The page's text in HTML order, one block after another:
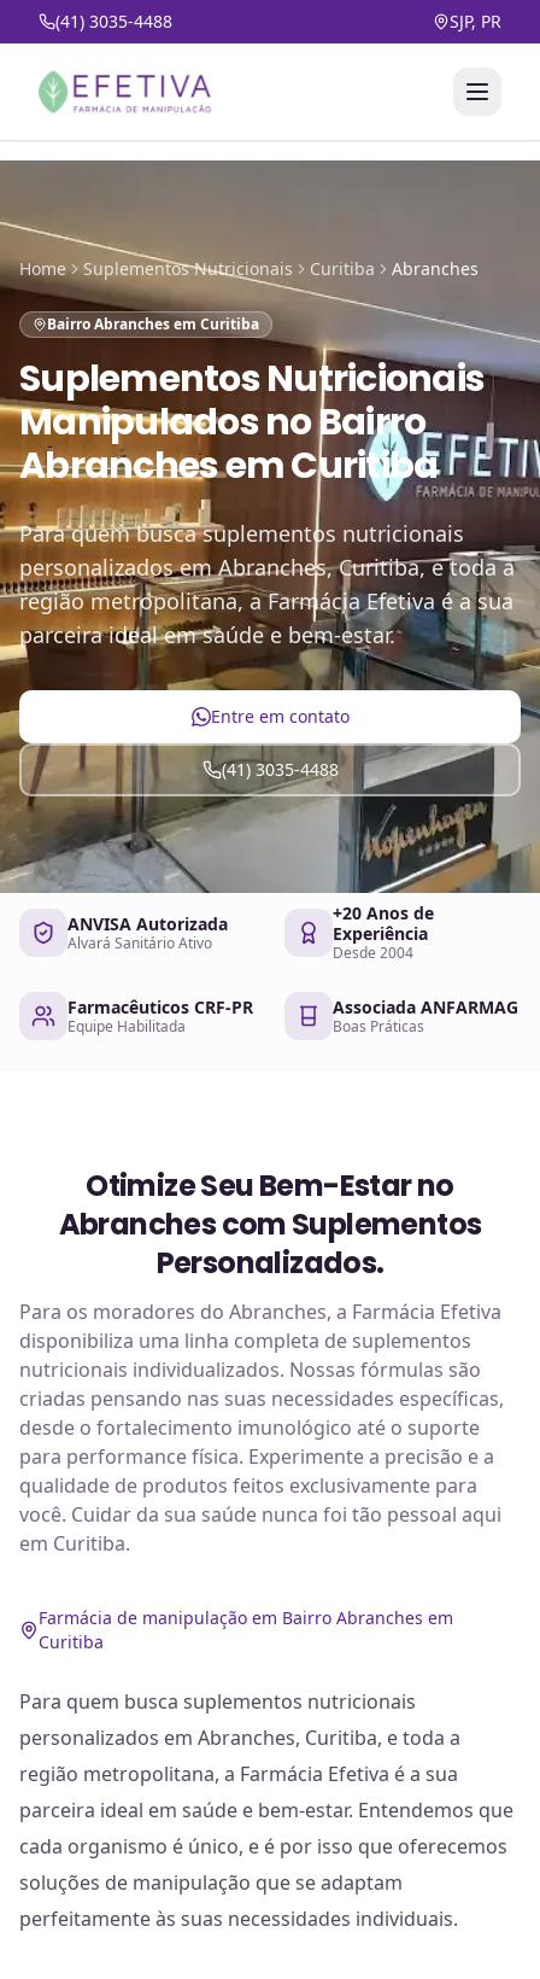
(41) 3035-4488 SJP, PR
Home Suplementos Nutricionais Curitiba Abranches
Bairro Abranches em Curitiba
Suplementos Nutricionais
ManipuladosnoBairro
Abranches em Curitiba
Para quem busca suplementos nutricionais
personalizados em Abranches, Curitiba, e toda a
região metropolitana, a Farmácia Efetiva é a sua
parceira ideal em saúde e bem-estar.
Entre em contato
(41) 3035-4488
ANVISA Autorizada
Alvará Sanitário Ativo
+20 Anos de
Experiência
Desde 2004
Farmacêuticos CRF-PR
Equipe Habilitada
Associada ANFARMAG
Boas Práticas
Otimize Seu Bem-Estar no
Abranches com Suplementos
Personalizados.
Para os moradores do Abranches, a Farmácia Efetiva
disponibiliza uma linha completa de suplementos
nutricionais individualizados. Nossas fórmulas são
criadas pensando nas suas necessidades específicas,
desde o fortalecimento imunológico até o suporte
para performance física. Experimente a precisão e a
qualidade de produtos feitos exclusivamente para
você. Cuidar da sua saúde nunca foi tão pessoal aqui
em Curitiba.
Farmácia de manipulação em Bairro Abranches em
Curitiba
Para quem busca suplementos nutricionais
personalizados em Abranches, Curitiba, e toda a
região metropolitana, a Farmácia Efetiva é a sua
parceira ideal em saúde e bem-estar. Entendemos que
cada organismo é único, e é por isso que oferecemos
soluções de manipulação que se adaptam
perfeitamente às suas necessidades individuais.